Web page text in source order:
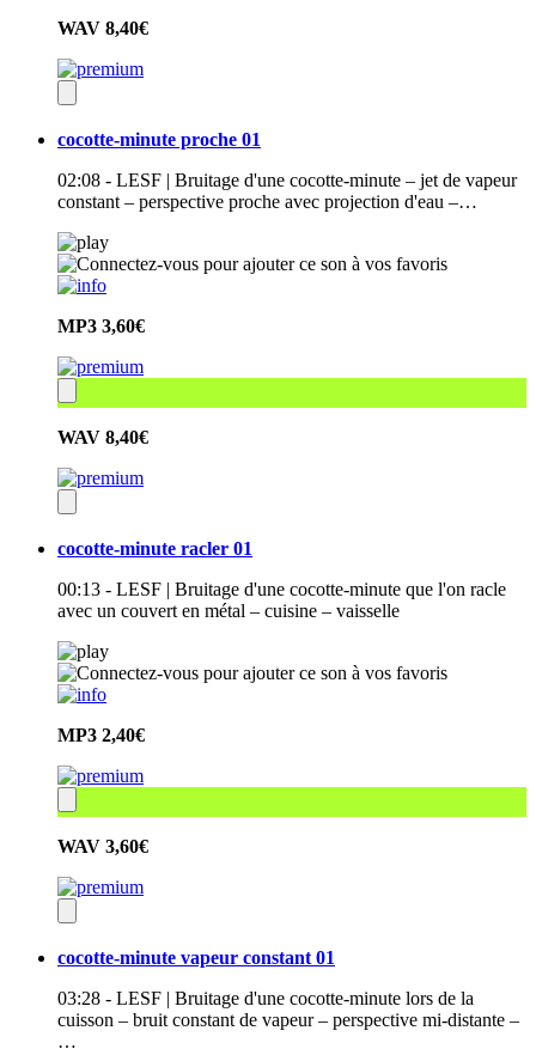
WAV 8,40€
cocotte-minute proche 01
02:08 - LESF | Bruitage d'une cocotte-minute – jet de vapeur
constant – perspective proche avec projection d'eau –…
MP3 3,60€
WAV 8,40€
cocotte-minute racler 01
00:13 - LESF | Bruitage d'une cocotte-minute que l'on racle
avec un couvert en métal – cuisine – vaisselle
MP3 2,40€
WAV 3,60€
cocotte-minute vapeur constant 01
03:28 - LESF | Bruitage d'une cocotte-minute lors de la
cuisson – bruit constant de vapeur – perspective mi-distante –
…